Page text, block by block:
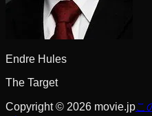
Endre Hules
The Target
Copyright © 2026 movie.jpこ